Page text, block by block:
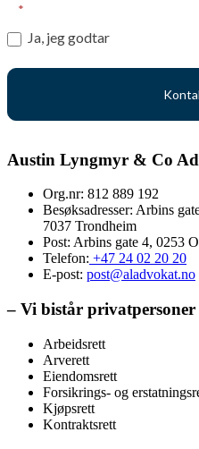
*
Ja, jeg godtar
Austin Lyngmyr & Co
Org.nr: 812 889 192
Besøksadresser: Arbins
7037 Trondheim
Post: Arbins gate 4, 0253
Telefon: +47 24 02 20 20
E-post: post@aladvokat.no
– Vi bistår
Arbeidsrett
Arverett
Eiendomsrett
Forsikrings- og
Kjøpsrett
Kontraktsrett